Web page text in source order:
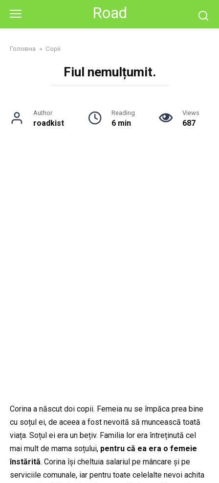
content
Road
Головна » Copii
Fiul nemulțumit.
Author
roadkist
Reading
6 min
Views
687
Corina a născut doi copii. Femeia nu se împăca prea bine
cu soțul ei, de aceea a fost nevoită să muncească toată
viața. Soțul ei era un bețiv. Familia lor era întreținută cel
mai mult de mama soțului, pentru că ea era o femeie
înstărită. Corina își cheltuia salariul pe mâncare și pe
serviciile comunale, iar pentru toate celelalte nevoi achita